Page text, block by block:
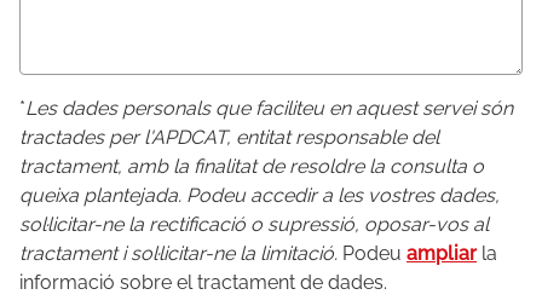
*Les dades personals que faciliteu en aquest servei són
tractades per l'APDCAT, entitat responsable del
tractament, amb la finalitat de resoldre la consulta o
queixa plantejada. Podeu accedir a les vostres dades,
sol·licitar-ne la rectificació o supressió, oposar-vos al
tractament i sol·licitar-ne la limitació. Podeu ampliarla
informació sobre el tractament de dades.